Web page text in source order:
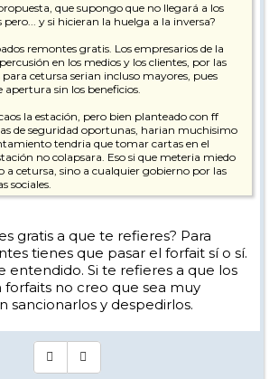
que supongo que no llegará a los
pero... y si hicieran la huelga a la inversa?
remontes gratis. Los empresarios de la
en los medios y los clientes, por las
para cetursa serian incluso mayores, pues
apertura sin los beneficios.
la estación, pero bien planteado con ff
de seguridad oportunas, harian muchisimo
tendria que tomar cartas en el
no colapsara. Eso si que meteria miedo
a cetursa, sino a cualquier gobierno por las
sociales.
gratis a que te refieres? Para
tienes que pasar el forfait sí o sí.
entendido. Si te refieres a que los
forfaits no creo que sea muy
sancionarlos y despedirlos.